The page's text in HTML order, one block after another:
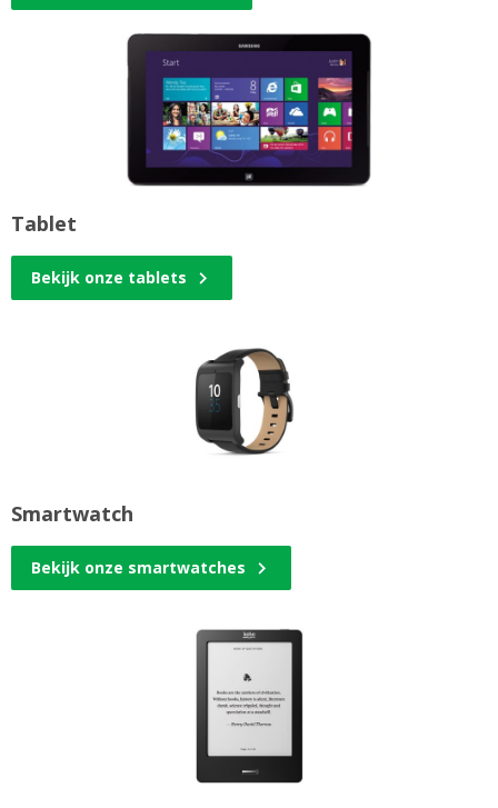
Tablet
Bekijk onze tablets
Smartwatch
Bekijk onze smartwatches